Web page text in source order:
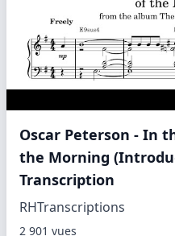
Oscar Peterson - In
the Morning
Transcription
RHTranscriptions
2 901 vues